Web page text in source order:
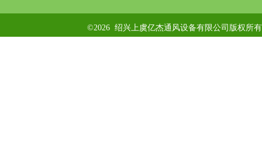
©2026 绍兴上虞亿杰通风设备有限公司版权所有